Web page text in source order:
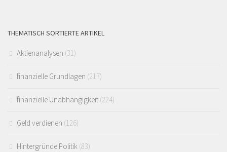
THEMATISCH SORTIERTE ARTIKEL
Aktienanalysen (31)
finanzielle Grundlagen (217)
finanzielle Unabhängigkeit (224)
Geld verdienen (126)
Hintergründe Politik (83)